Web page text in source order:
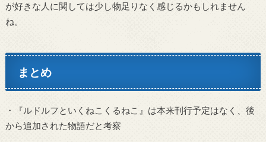
が好きな人に関しては少し物足りなく感じるかもしれません
ね。
まとめ
・『ルドルフといくねこくるねこ』は本来刊行予定はなく、後
から追加された物語だと考察